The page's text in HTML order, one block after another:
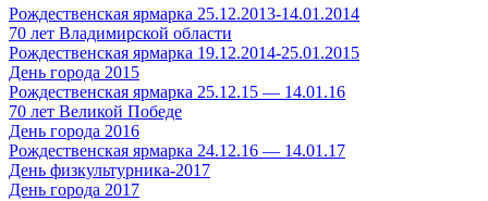
Рождественская ярмарка 25.12.2013-14.01.2014
70 лет Владимирской области
Рождественская ярмарка 19.12.2014-25.01.2015
День города 2015
Рождественская ярмарка 25.12.15 — 14.01.16
70 лет Великой Победе
День города 2016
Рождественская ярмарка 24.12.16 — 14.01.17
День физкультурника-2017
День города 2017